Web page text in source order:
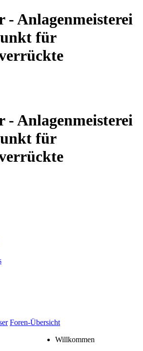
- Anlagenmeisterei
für
- Anlagenmeisterei
für
Foren-Übersicht
Willkommen